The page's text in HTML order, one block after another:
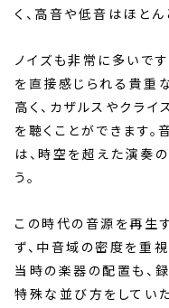
く、高音や低音はほとん
ノイズも非常に多いで
を直接感じられる貴重
高く、カザルスやクラ
を聴くことができます。
は、時空を超えた演奏
う。
この時代の音源を再生
ず、中音域の密度を重視
当時の楽器の配置も、
特殊な並び方をしてい